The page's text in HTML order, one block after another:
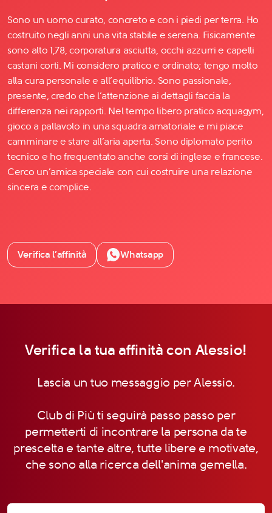
Sono un uomo curato, concreto e con i piedi per terra. Ho
costruito negli anni una vita stabile e serena. Fisicamente
sono alto 1,78, corporatura asciutta, occhi azzurri e capelli
castani corti. Mi considero pratico e ordinato; tengo molto
alla cura personale e all’equilibrio. Sono passionale,
presente, credo che l’attenzione ai dettagli faccia la
differenza nei rapporti. Nel tempo libero pratico acquagym,
gioco a pallavolo in una squadra amatoriale e mi piace
camminare e stare all’aria aperta. Sono diplomato perito
tecnico e ho frequentato anche corsi di inglese e francese.
Cerco un’amica speciale con cui costruire una relazione
sincera e complice.
Verifica l’affinità Whatsapp
Verifica la tua affinità con Alessio!
Lascia un tuo messaggio per Alessio.
Club di Più ti seguirà passo passo per
permetterti di incontrare la persona da te
prescelta e tante altre, tutte libere e motivate,
che sono alla ricerca dell'anima gemella.